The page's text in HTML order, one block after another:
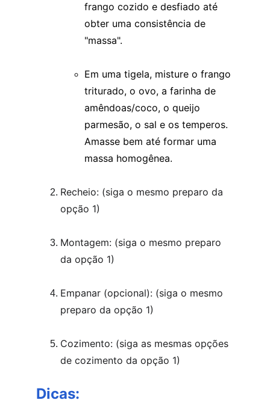
frango cozido e desfiado até
obter uma consistência de
"massa".
Em uma tigela, misture o frango
triturado, o ovo, a farinha de
amêndoas/coco, o queijo
parmesão, o sal e os temperos.
Amasse bem até formar uma
massa homogênea.
Recheio: (siga o mesmo preparo da
opção 1)
Montagem: (siga o mesmo preparo
da opção 1)
Empanar (opcional): (siga o mesmo
preparo da opção 1)
Cozimento: (siga as mesmas opções
de cozimento da opção 1)
Dicas: